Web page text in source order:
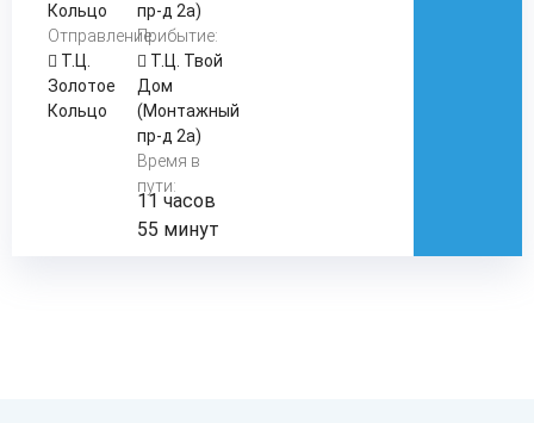
Кольцо
Отправление:
Т.Ц.
Золотое
Кольцо
пр-д 2а)
Прибытие:
Т.Ц. Твой
Дом
(Монтажный
пр-д 2а)
Время в
пути:
11 часов
55 минут